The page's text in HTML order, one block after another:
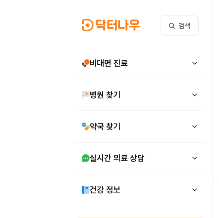
검색
비대면 진료
병원 찾기
약국 찾기
실시간 의료 상담
건강 정보